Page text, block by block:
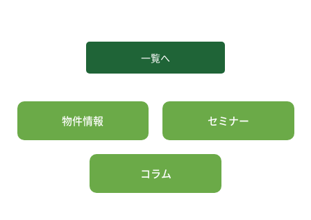
一覧へ
物件情報 セミナー
コラム